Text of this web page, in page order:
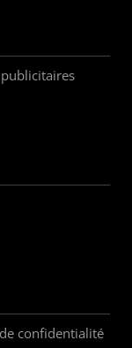
confidentialité